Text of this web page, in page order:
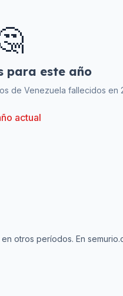
para este año
de Venezuela fallecidos en
actual
otros períodos. En